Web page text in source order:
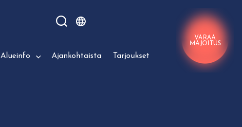
VARAA
MAJOITUS
Alueinfo Ajankohtaista Tarjoukset